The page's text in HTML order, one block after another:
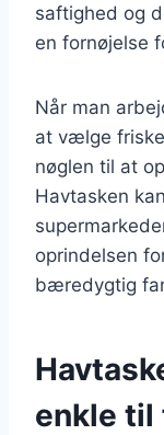
saftighed og
en fornøjelse
Når man
at vælge
nøglen til at
Havtasken
oprindelsen
bæredygtig
enkle